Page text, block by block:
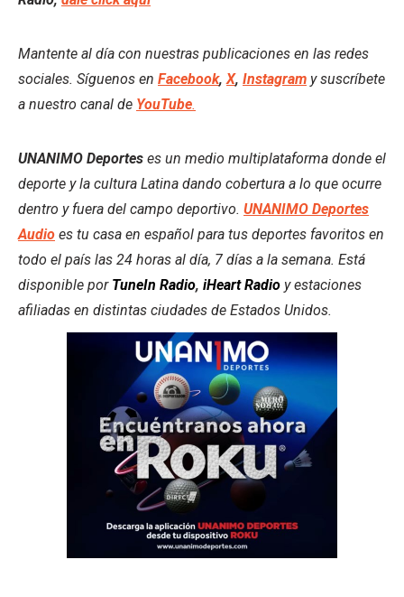
Mantente al día con nuestras publicaciones en las redes
sociales. Síguenos en Facebook, X, Instagram y suscríbete
a nuestro canal de YouTube.
UNANIMO Deportes es un medio multiplataforma donde el
deporte y la cultura Latina dando cobertura a lo que ocurre
dentro y fuera del campo deportivo. UNANIMO Deportes
Audio es tu casa en español para tus deportes favoritos en
todo el país las 24 horas al día, 7 días a la semana. Está
disponible por TuneIn Radio, iHeart Radio y estaciones
afiliadas en distintas ciudades de Estados Unidos.